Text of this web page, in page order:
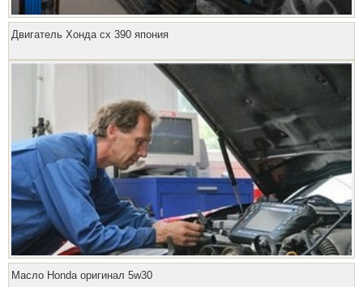
Двигатель Хонда сх 390 япония
Масло Honda оригинал 5w30